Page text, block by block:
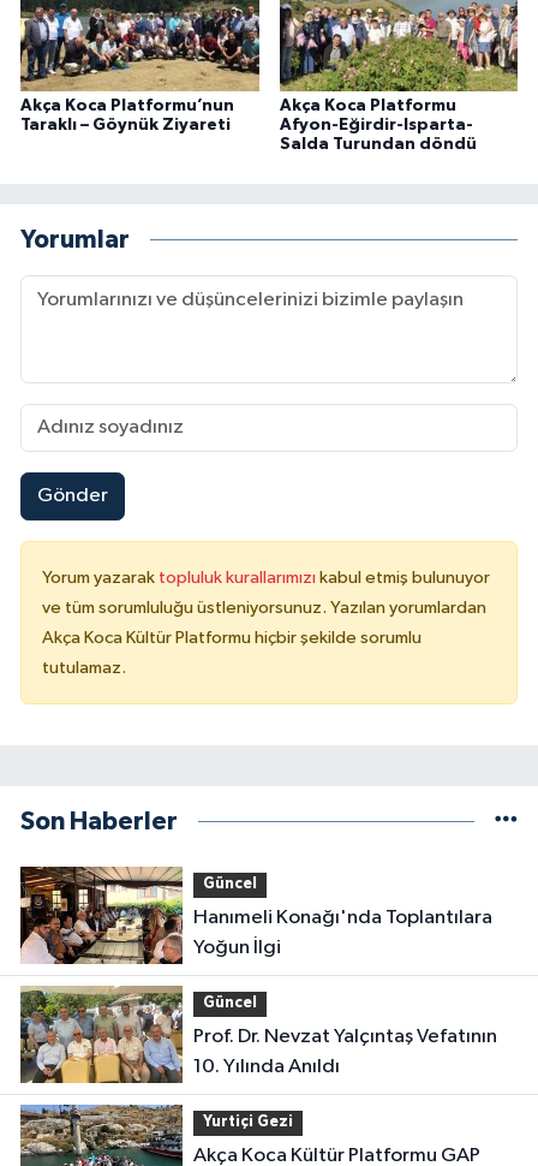
Akça Koca Platformu’nun
Taraklı – Göynük Ziyareti
Akça Koca Platformu
Afyon-Eğirdir-Isparta-
Salda Turundan döndü
Yorumlar
Gönder
Yorum yazarak topluluk kurallarımızı kabul etmiş bulunuyor
ve tüm sorumluluğu üstleniyorsunuz. Yazılan yorumlardan
Akça Koca Kültür Platformu hiçbir şekilde sorumlu
tutulamaz.
Son Haberler
Güncel
Hanımeli Konağı'nda Toplantılara
Yoğun İlgi
Güncel
Prof. Dr. Nevzat Yalçıntaş Vefatının
10. Yılında Anıldı
Yurtiçi Gezi
Akça Koca Kültür Platformu GAP